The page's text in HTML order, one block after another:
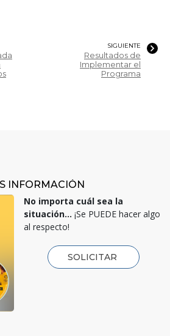
SIGUIENTE
Resultados de
Implementar el
Programa
INFORMACIÓN
No importa cuál sea la
situación... ¡Se PUEDE hacer algo
al respecto!
SOLICITAR